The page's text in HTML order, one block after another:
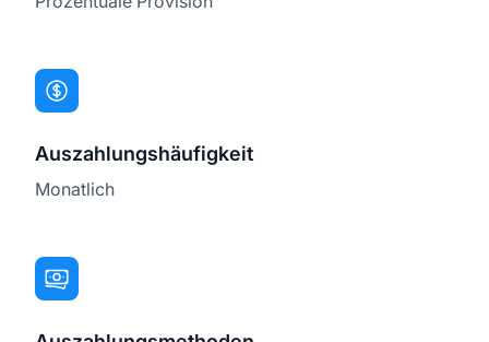
Auszahlungshäufigkeit
Monatlich